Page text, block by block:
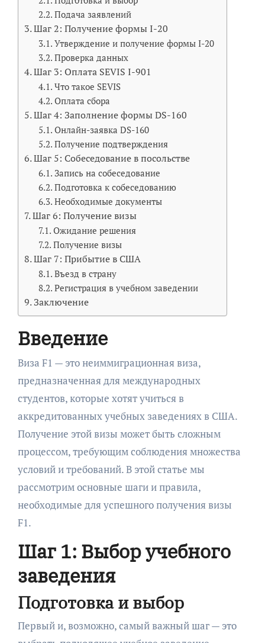
Подача заявлений
Шаг 2: Получение формы I-20
Утверждение и получение формы I-20
Проверка данных
Шаг 3: Оплата SEVIS I-901
Что такое SEVIS
Оплата сбора
Шаг 4: Заполнение формы DS-160
Онлайн-заявка DS-160
Получение подтверждения
Шаг 5: Собеседование в посольстве
Запись на собеседование
Подготовка к собеседованию
Необходимые документы
Шаг 6: Получение визы
Ожидание решения
Получение визы
Шаг 7: Прибытие в США
Въезд в страну
Регистрация в учебном заведении
Заключение
Введение
Виза F1 — это неиммиграционная виза,
предназначенная для международных
студентов, которые хотят учиться в
аккредитованных учебных заведениях в США.
Получение этой визы может быть сложным
процессом, требующим соблюдения множества
условий и требований. В этой статье мы
рассмотрим основные шаги и правила,
необходимые для успешного получения визы
F1.
Шаг 1: Выбор учебного
заведения
Подготовка и выбор
Первый и, возможно, самый важный шаг — это